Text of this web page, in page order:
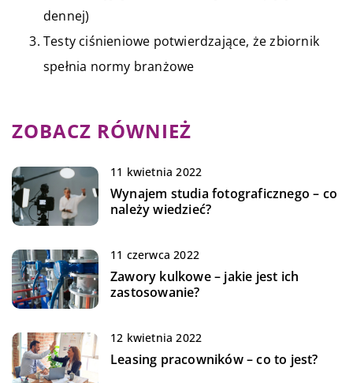
dennej)
Testy ciśnieniowe potwierdzające, że zbiornik
spełnia normy branżowe
ZOBACZ RÓWNIEŻ
11 kwietnia 2022
Wynajem studia fotograficznego – co
należy wiedzieć?
11 czerwca 2022
Zawory kulkowe – jakie jest ich
zastosowanie?
12 kwietnia 2022
Leasing pracowników – co to jest?